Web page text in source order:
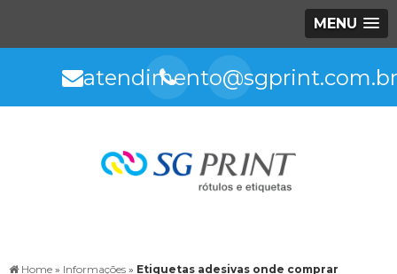
MENU
atendimento@sgprint.com.br
Home » Informações » Etiquetas adesivas onde comprar